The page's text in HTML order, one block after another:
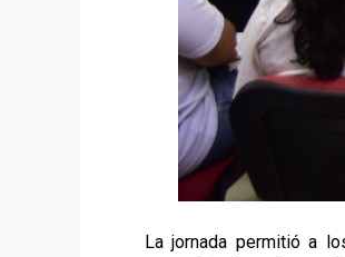
La jornada permitió a